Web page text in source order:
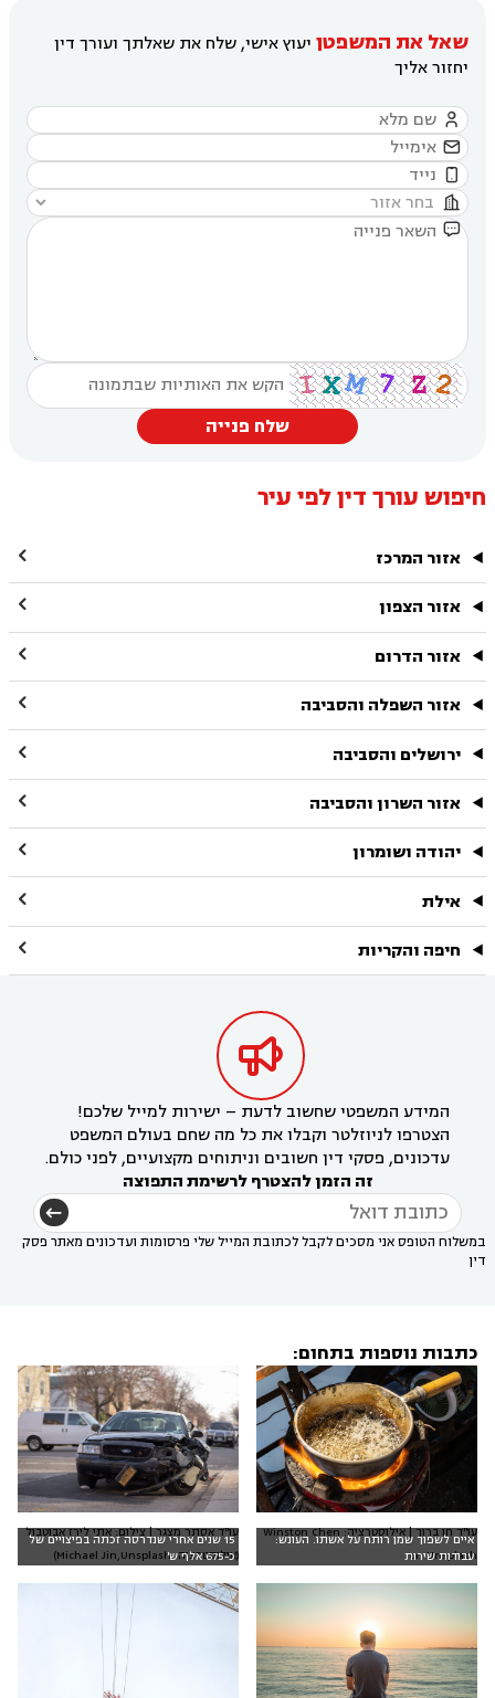
שאל את המשפטן יעוץ אישי, שלח את שאלתך ועורך דין
יחזור אליך





שלח פנייה
חיפוש עורך דין לפי עיר
אזור המרכז 
אזור הצפון 
אזור הדרום 
אזור השפלה והסביבה 
ירושלים והסביבה 
אזור השרון והסביבה 
יהודה ושומרון 
אילת 
חיפה והקריות 

המידע המשפטי שחשוב לדעת – ישירות למייל שלכם!
הצטרפו לניוזלטר וקבלו את כל מה שחם בעולם המשפט
עדכונים, פסקי דין חשובים וניתוחים מקצועיים, לפני כולם.
זה הזמן להצטרף לרשימת התפוצה
במשלוח הטופס אני מסכים לקבל לכתובת המייל שלי פרסומות ועדכונים מאתר פסק
דין
כתבות נוספות בתחום:
איים לשפוך שמן רותח על אשתו. העונש:
עבודות שירות
עו"ד חן ברוך | אילוסטרציה: Winston Chen
on Unsplash
15 שנים אחרי שנדרסה זכתה בפיצויים של
כ-675 אלף ש'
עו"ד אסתר מצגר | צילום: אתי לירז אבוטבול
(אילוסטרציה: Michael Jin,Unsplash)